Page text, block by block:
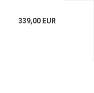
339,00 EUR